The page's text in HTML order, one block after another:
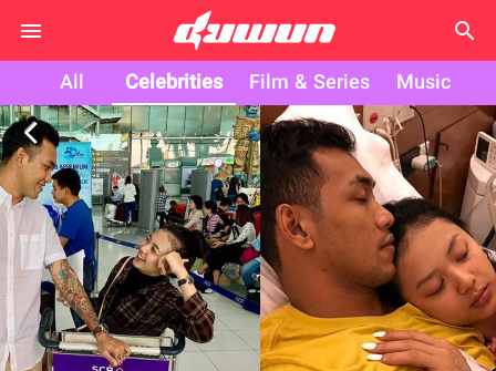
search
All Celebrities Film & Series Music
arrow_back_ios